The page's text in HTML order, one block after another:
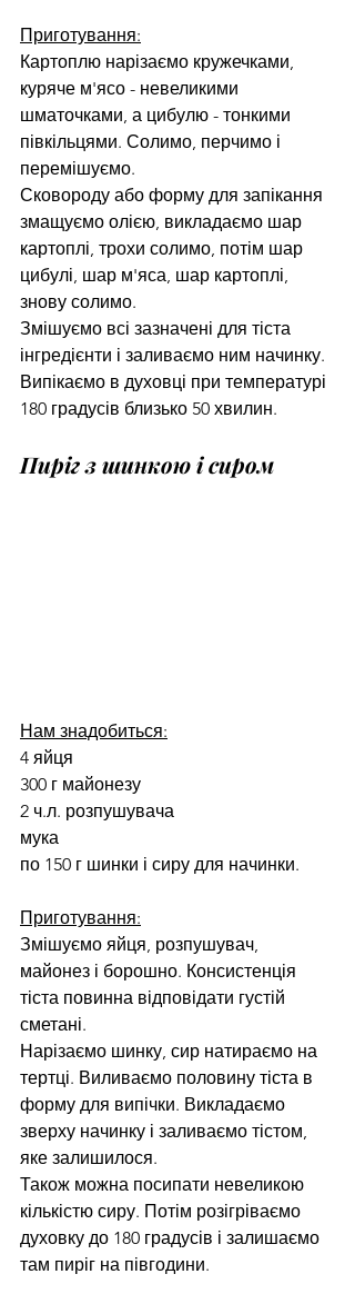
Приготування:
Картоплю нарізаємо кружечками,
куряче м'ясо - невеликими
шматочками, а цибулю - тонкими
півкільцями. Солимо, перчимо і
перемішуємо.
Сковороду або форму для запікання
змащуємо олією, викладаємо шар
картоплі, трохи солимо, потім шар
цибулі, шар м'яса, шар картоплі,
знову солимо.
Змішуємо всі зазначені для тіста
інгредієнти і заливаємо ним начинку.
Випікаємо в духовці при температурі
180 градусів близько 50 хвилин.
Пиріг з шинкою і сиром
Нам знадобиться:
4 яйця
300 г майонезу
2 ч.л. розпушувача
мука
по 150 г шинки і сиру для начинки.
Приготування:
Змішуємо яйця, розпушувач,
майонез і борошно. Консистенція
тіста повинна відповідати густій
сметані.
Нарізаємо шинку, сир натираємо на
тертці. Виливаємо половину тіста в
форму для випічки. Викладаємо
зверху начинку і заливаємо тістом,
яке залишилося.
Також можна посипати невеликою
кількістю сиру. Потім розігріваємо
духовку до 180 градусів і залишаємо
там пиріг на півгодини.